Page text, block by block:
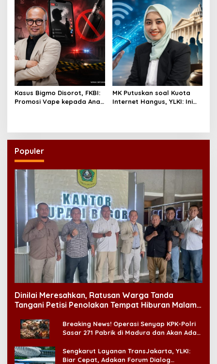
Bonus Demografi
Kasus Bigmo Disorot, FKBI:
Promosi Vape kepada Anak
MK Putuskan soal Kuota
Internet Hangus, YLKI: Ini
Populer
Dinilai Meresahkan, Ratusan Warga Tanda
Tangani Petisi Penolakan Tempat Hiburan Malam
Breaking News! Operasi Senyap KPK-Polri
Sasar 271 Pabrik di Madura dan Akan Ada
Sengkarut Layanan TransJakarta, YLKI:
Biar Cepat, Adakan Forum Dialog